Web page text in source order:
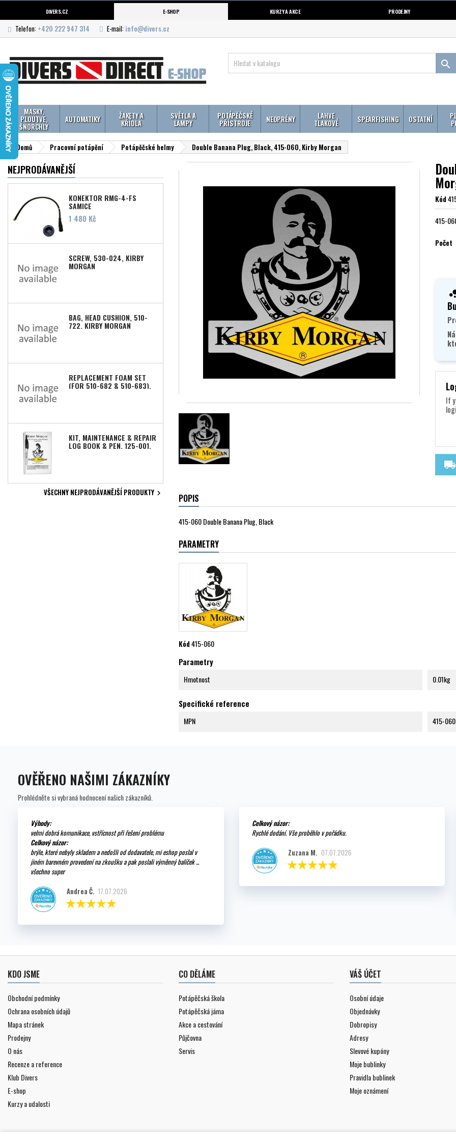
DIVERS.CZ E-SHOP KURZY A AKCE PRODEJNY
Telefon: +420 222 947 314 E-mail: info@divers.cz

MASKY,
PLOUTVE,
ŠNORCHLY
AUTOMATIKY ŽAKETY A
KŘÍDLA
SVĚTLA A
LAMPY
POTÁPĚČSKÉ
PŘÍSTROJE NEOPRÉNY LAHVE
TLAKOVÉ SPEARFISHING OSTATNÍ
Domů Pracovní potápění Potápěčské helmy Double Banana Plug, Black, 415-060, Kirby Morgan
NEJPRODÁVANĚJŠÍ
KONEKTOR RMG-4-FS
SAMICE
Cena
1 480 Kč
SCREW, 530-024, KIRBY
MORGAN
BAG, HEAD CUSHION, 510-
722, KIRBY MORGAN
REPLACEMENT FOAM SET
(FOR 510-682 & 510-683),
KIT, MAINTENANCE & REPAIR
LOG BOOK & PEN, 125-001,
VŠECHNY NEJPRODÁVANĚJŠÍ PRODUKTY 
Kód
415-
Počet
If
local_shipping
POPIS
415-060 Double Banana Plug, Black
PARAMETRY
Kód415-060
Parametry
Hmotnost 0.01kg
Specifické reference
MPN 415-060
OVĚŘENO NAŠIMI ZÁKAZNÍKY
Prohlédněte si vybraná hodnocení našich zákazníků.
Výhody:
velmi dobrá komunikace, vstřícnost při řešení problému
Celkový názor:
brýle, které nebyly skladem a nedošli od dodavatele, mi eshop poslal v
jiném barevném provedení na zkoušku a pak poslali výměnný balíček ...
všechno super
Andrea Č. 17.07.2026
Celkový názor:
Rychlé dodání. Vše proběhlo v pořádku.
Zuzana M. 07.07.2026
KDO JSME
Obchodní podmínky
Ochrana osobních údajů
Mapa stránek
Prodejny
O nás
Recenze a reference
Klub Divers
E-shop
Kurzy a udalosti
CO DĚLÁME
Potápěčská škola
Potápěčská jáma
Akce a cestování
Půjčovna
Servis
VÁŠ ÚČET
Osobní údaje
Objednávky
Dobropisy
Adresy
Slevové kupóny
Moje bublinky
Pravidla bublinek
Moje oznámení